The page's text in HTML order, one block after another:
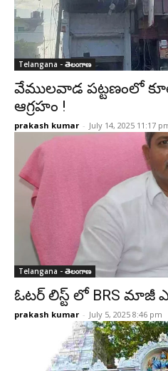
Telangana - తెలంగాణ
వేములవాడ పట్టణంలో
ఆగ్రహం !
prakash kumar - July 14, 2025 11:17
Telangana - తెలంగాణ
ఓటర్ లిస్ట్ లో BRS మాజీ
prakash kumar - July 5, 2025 8:46 pm